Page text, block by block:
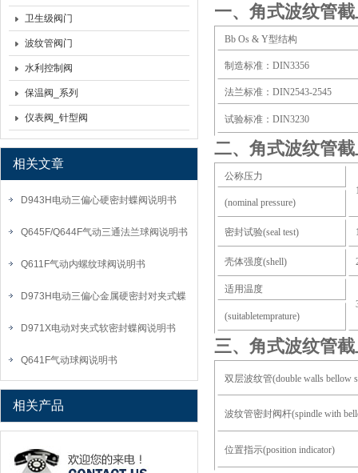
卫生级阀门
波纹管阀门
水利控制阀
保温阀_系列
仪表阀_针型阀
相关文章
D943H电动三偏心硬密封蝶阀说明书
Q645F/Q644F气动三通法兰球阀说明书
Q611F气动内螺纹球阀说明书
D973H电动三偏心金属硬密封对夹式蝶
D971X电动对夹式软密封蝶阀说明书
Q641F气动球阀说明书
相关产品
一、角式波纹管
Bb Os & Y型结构
制造标准： DIN3356
法兰标准： DIN2543-2545
试验标准： DIN3230
二、角式波纹管
公称压力
(nominal pressure)
密封试验(seal test)
壳体强度(shell)
适用温度
(suitabletemprature)
三、角式波纹管
双层波纹管(double walls bellow
波纹管密封阀杆(spindle with
位置指示(position indicator)